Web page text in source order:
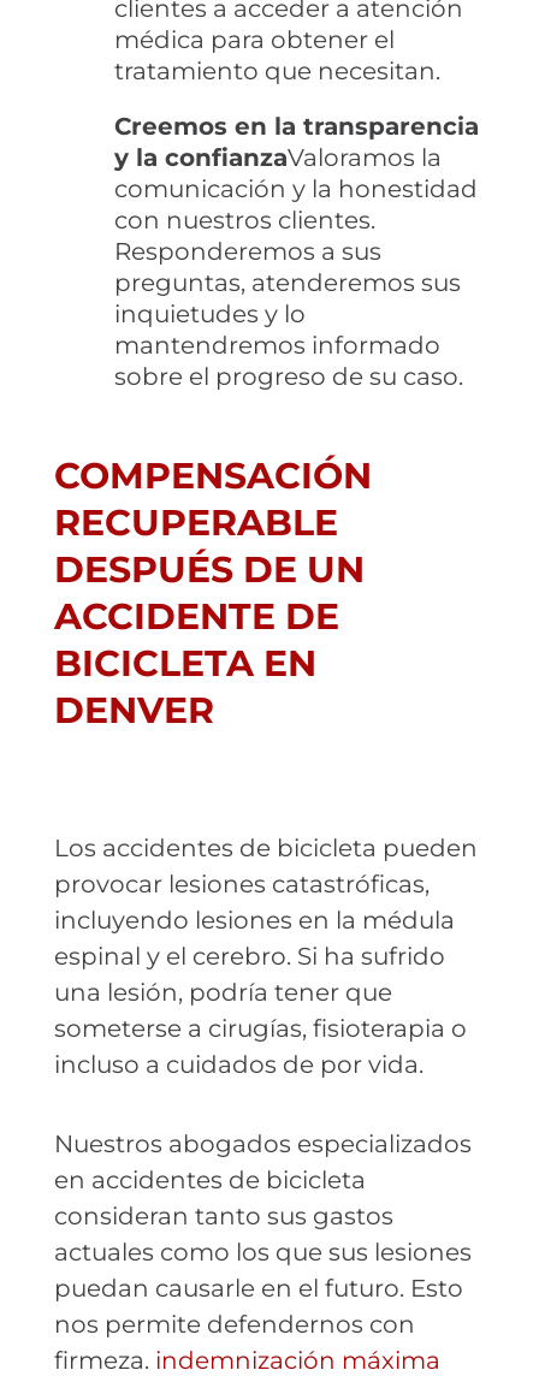
clientes a acceder a atención
médica para obtener el
tratamiento que necesitan.
Creemos en la transparencia
y la confianzaValoramos la
comunicación y la honestidad
con nuestros clientes.
Responderemos a sus
preguntas, atenderemos sus
inquietudes y lo
mantendremos informado
sobre el progreso de su caso.
COMPENSACIÓN
RECUPERABLE
DESPUÉS DE UN
ACCIDENTE DE
BICICLETA EN
DENVER
Los accidentes de bicicleta pueden
provocar lesiones catastróficas,
incluyendo lesiones en la médula
espinal y el cerebro. Si ha sufrido
una lesión, podría tener que
someterse a cirugías, fisioterapia o
incluso a cuidados de por vida.
Nuestros abogados especializados
en accidentes de bicicleta
consideran tanto sus gastos
actuales como los que sus lesiones
puedan causarle en el futuro. Esto
nos permite defendernos con
firmeza. indemnización máxima